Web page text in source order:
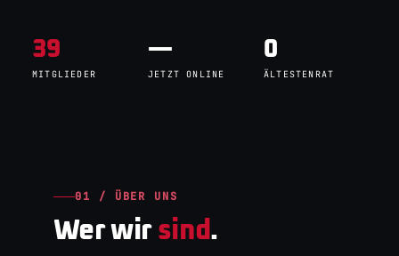
39
MITGLIEDER
—
JETZT ONLINE
0
ÄLTESTENRAT
01 / ÜBER UNS
Wer wir sind.